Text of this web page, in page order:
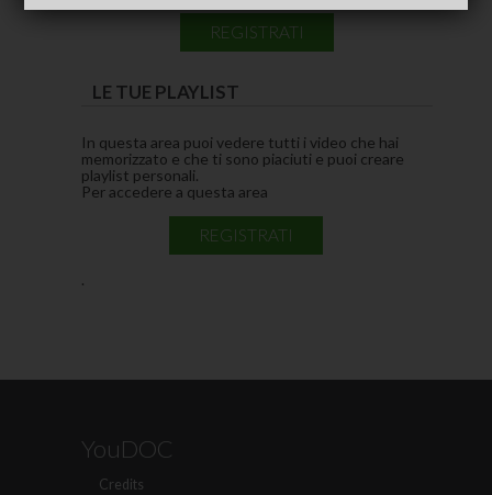
REGISTRATI
LE TUE PLAYLIST
In questa area puoi vedere tutti i video che hai
memorizzato e che ti sono piaciuti e puoi creare
playlist personali.
Per accedere a questa area
REGISTRATI
.
YouDOC
Credits